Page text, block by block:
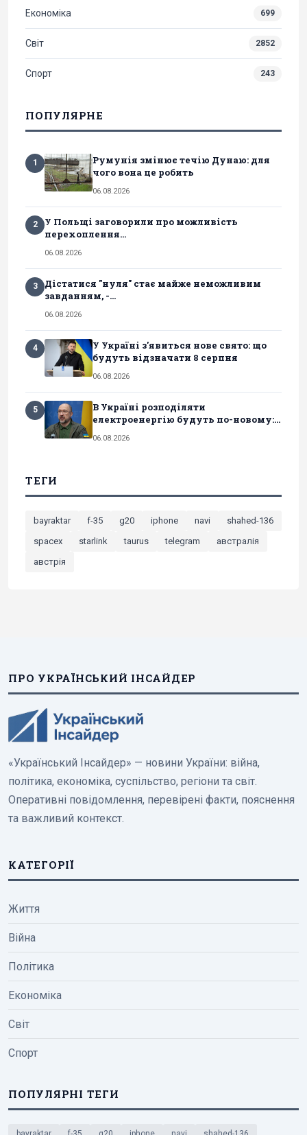
Економіка 699
Світ 2852
Спорт 243
ПОПУЛЯРНЕ
1
Румунія змінює течію Дунаю: для
чого вона це робить
06.08.2026
2
У Польщі заговорили про можливість
перехоплення...
06.08.2026
3
Дістатися "нуля" стає майже неможливим
завданням, -...
06.08.2026
4
У Україні з'явиться нове свято: що
будуть відзначати 8 серпня
06.08.2026
5
В Україні розподіляти
електроенергію будуть по-новому:...
06.08.2026
ТЕГИ
bayraktar f-35 g20 iphone navi
shahed-136
spacex
starlink taurus telegram
австралія
австрія
ПРО УКРАЇНСЬКИЙ ІНСАЙДЕР
«Український Інсайдер» — новини України: війна,
політика, економіка, суспільство, регіони та світ.
Оперативні повідомлення, перевірені факти, пояснення
та важливий контекст.
КАТЕГОРІЇ
Життя
Війна
Політика
Економіка
Світ
Спорт
ПОПУЛЯРНІ ТЕГИ